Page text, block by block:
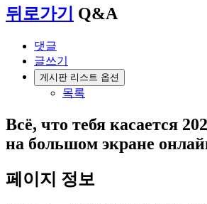
뒤로가기 Q&A
댓글
글쓰기
게시판 리스트 옵션
목록
Всё, что тебя касается
на большом экране
페이지 정보